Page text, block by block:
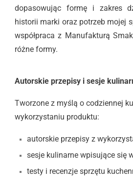
dopasowując formę i zakres
historii marki oraz potrzeb mojej
współpraca z Manufakturą
różne formy.
Autorskie przepisy i sesje
Tworzone z myślą o codziennej
wykorzystaniu produktu:
autorskie przepisy z
sesje kulinarne wpisujące się
testy i recenzje sprzętu